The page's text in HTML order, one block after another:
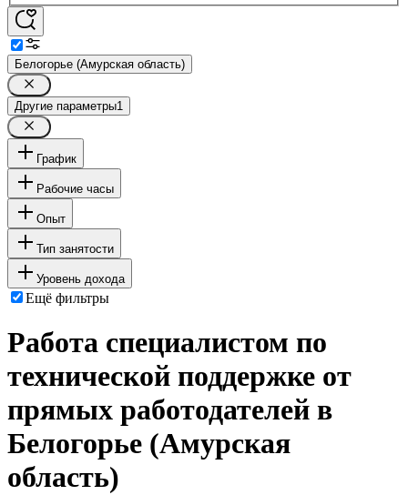
Белогорье (Амурская область)
Другие параметры1
График
Рабочие часы
Опыт
Тип занятости
Уровень дохода
Ещё фильтры
Работа специалистом по
технической поддержке от
прямых работодателей в
Белогорье (Амурская
область)